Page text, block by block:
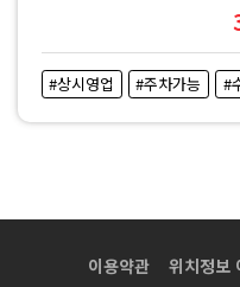
#상시영업 #주차가능 #
이용약관 위치정보